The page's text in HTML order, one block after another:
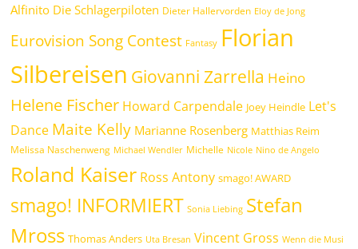
Alfinito Die Schlagerpiloten Dieter Hallervorden Eloy de Jong
Eurovision Song Contest Fantasy Florian
Silbereisen Giovanni Zarrella Heino
Helene Fischer Howard Carpendale Joey Heindle Let's
Dance Maite Kelly Marianne Rosenberg Matthias Reim
Melissa Naschenweng Michael Wendler Michelle Nicole Nino de Angelo
Roland Kaiser Ross Antony smago! AWARD
smago! INFORMIERT Sonia Liebing Stefan
Mross Thomas Anders Uta Bresan Vincent Gross Wenn die Musi